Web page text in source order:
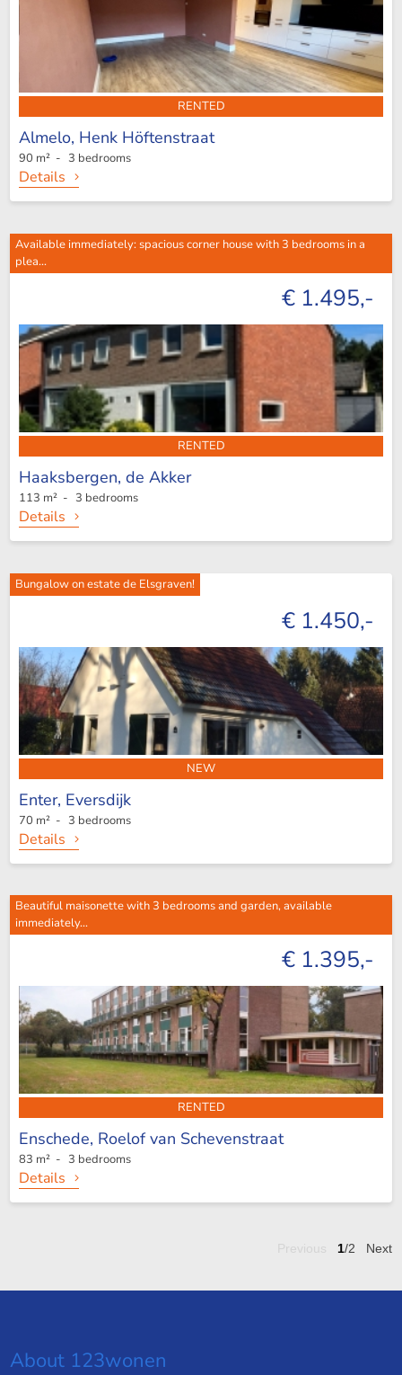
RENTED
Almelo, Henk Höftenstraat
90 m² - 3 bedrooms
Details
Available immediately: spacious corner house with 3 bedrooms in a
plea...
€ 1.495,-
RENTED
Haaksbergen, de Akker
113 m² - 3 bedrooms
Details
Bungalow on estate de Elsgraven!
€ 1.450,-
NEW
Enter, Eversdijk
70 m² - 3 bedrooms
Details
Beautiful maisonette with 3 bedrooms and garden, available
immediately...
€ 1.395,-
RENTED
Enschede, Roelof van Schevenstraat
83 m² - 3 bedrooms
Details
1/2 Next
About 123wonen